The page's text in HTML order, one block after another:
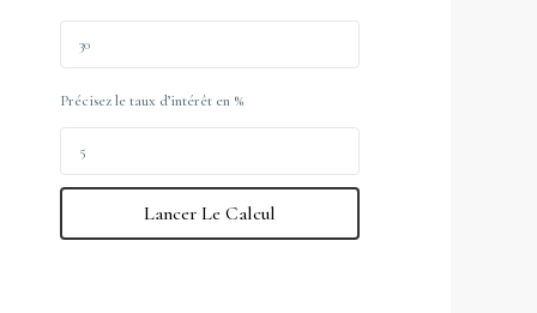
Précisez le taux d’intérêt en %
Lancer Le Calcul